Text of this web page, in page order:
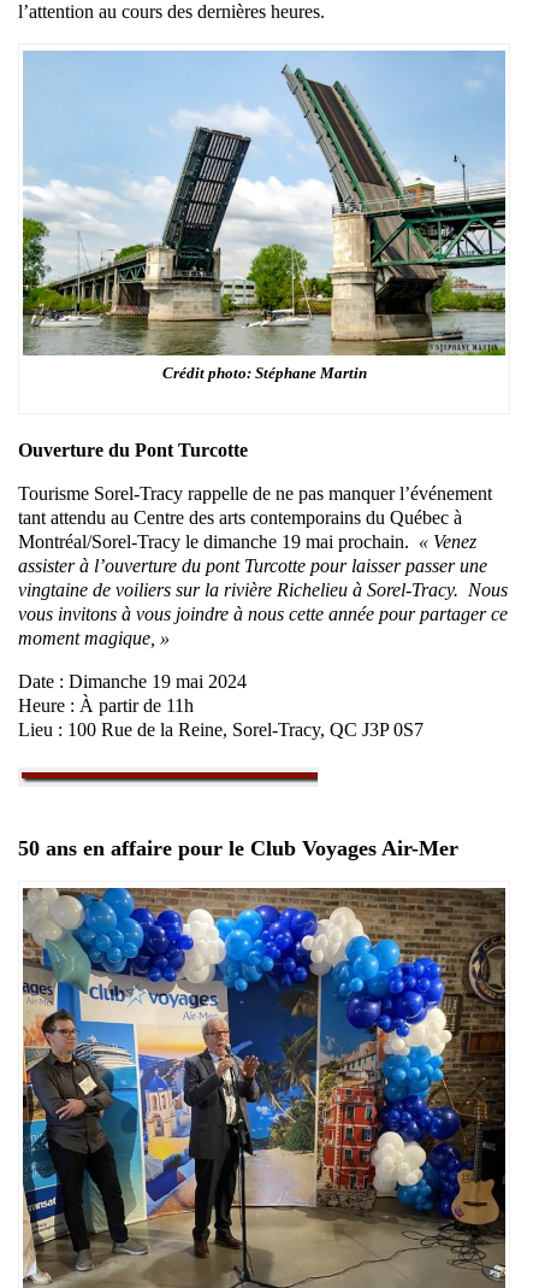
l’attention au cours des dernières heures.
Crédit photo: Stéphane Martin
Ouverture du Pont Turcotte
Tourisme Sorel-Tracy rappelle de ne pas manquer l’événement
tant attendu au Centre des arts contemporains du Québec à
Montréal/Sorel-Tracy le dimanche 19 mai prochain. « Venez
assister à l’ouverture du pont Turcotte pour laisser passer une
vingtaine de voiliers sur la rivière Richelieu à Sorel-Tracy. Nous
vous invitons à vous joindre à nous cette année pour partager ce
moment magique, »
Date : Dimanche 19 mai 2024
Heure : À partir de 11h
Lieu : 100 Rue de la Reine, Sorel-Tracy, QC J3P 0S7
50 ans en affaire pour le Club Voyages Air-Mer